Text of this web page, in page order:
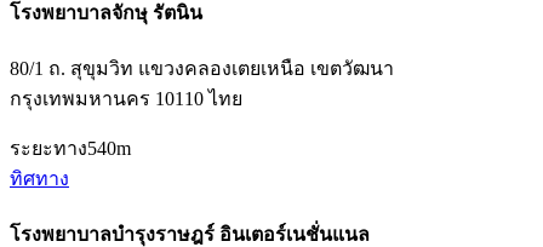
โรงพยาบาลจักษุ รัตนิน
80/1 ถ. สุขุมวิท แขวงคลองเตยเหนือ เขตวัฒนา
กรุงเทพมหานคร 10110 ไทย
ระยะทาง540m
ทิศทาง
โรงพยาบาลบำรุงราษฎร์ อินเตอร์เนชั่นแนล